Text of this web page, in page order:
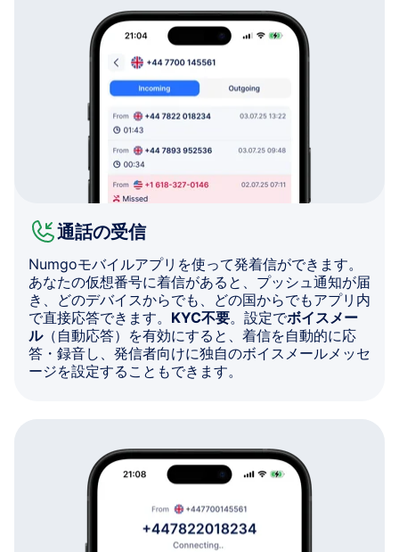
通話の受信
Numgoモバイルアプリを使って発着信ができます。
あなたの仮想番号に着信があると、プッシュ通知が届
き、どのデバイスからでも、どの国からでもアプリ内
で直接応答できます。 KYC不要。設定でボイスメー
ル（自動応答）を有効にすると、着信を自動的に応
答・録音し、発信者向けに独自のボイスメールメッセ
ージを設定することもできます。